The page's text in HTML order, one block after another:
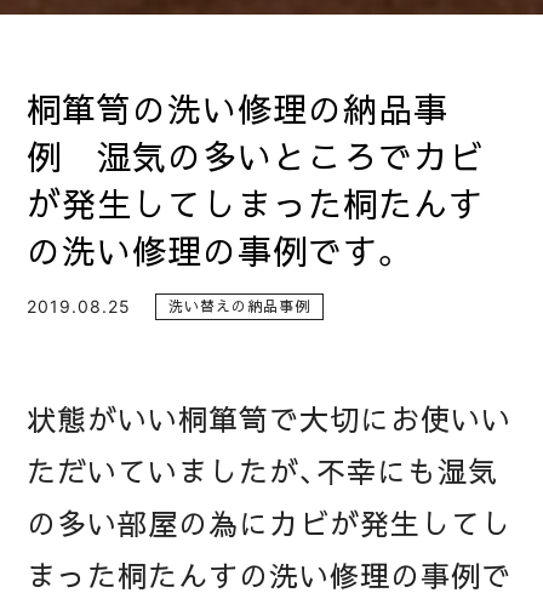
桐箪笥の洗い修理の納品事
例 湿気の多いところでカビ
が発生してしまった桐たんす
の洗い修理の事例です。
2019.08.25 洗い替えの納品事例
状態がいい桐箪笥で大切にお使いい
ただいていましたが、不幸にも湿気
の多い部屋の為にカビが発生してし
まった桐たんすの洗い修理の事例で